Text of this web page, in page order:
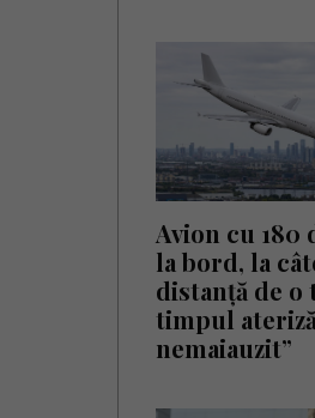
Avion cu 180
la bord, la
distanță de o
timpul
nemaiauzit”